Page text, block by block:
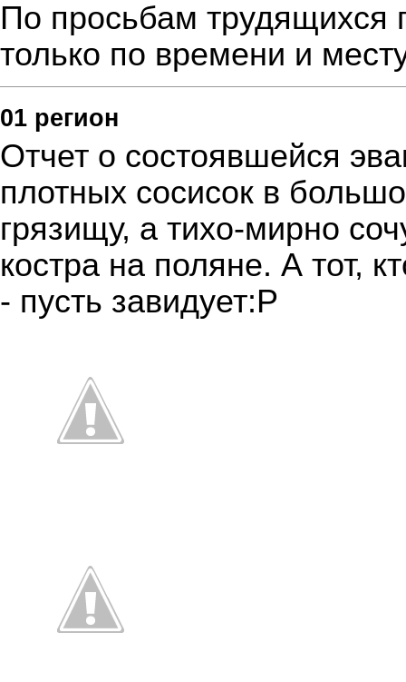
По просьбам
только по времени и
01 регион
Отчет о состоявшейся
плотных сосисок в
грязищу, а тихо-мирно
костра на поляне. А тот,
- пусть завидует:P